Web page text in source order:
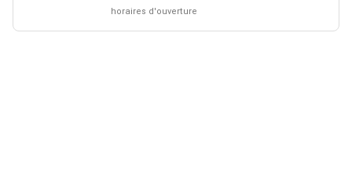
horaires d'ouverture